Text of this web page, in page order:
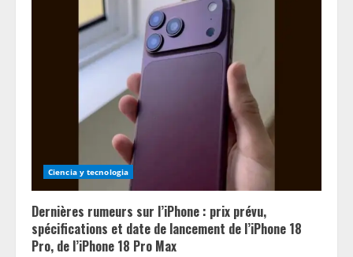
Ciencia y tecnologia
Dernières rumeurs sur l’iPhone : prix prévu,
spécifications et date de lancement de l’iPhone 18
Pro, de l’iPhone 18 Pro Max